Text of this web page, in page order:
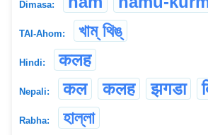
Dimasa:
TAI-Ahom: খাম্ থিঙ্
Hindi: कलह
Nepali: कल कलह झगडा
Rabha: হাল্লা